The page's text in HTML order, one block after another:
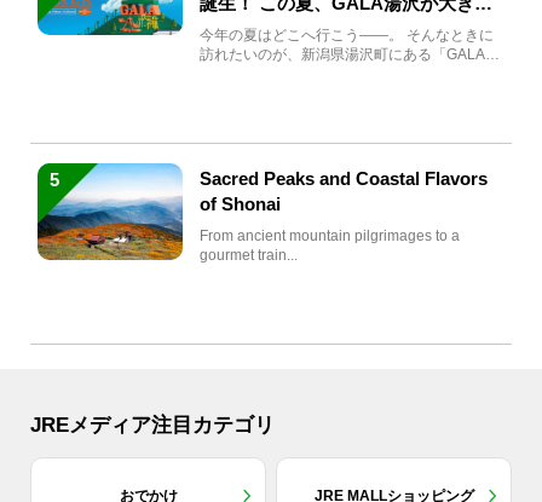
生まれ変わる
今年の夏はどこへ行こう――。 そんなときに
訪れたいのが、新潟県湯沢町にある「GALA湯
5
Sacred Peaks and Coastal Flavors
of Shonai
From ancient mountain pilgrimages to a
gourmet train...
JREメディア注目カテゴリ
おでかけ JRE MALLショッピング